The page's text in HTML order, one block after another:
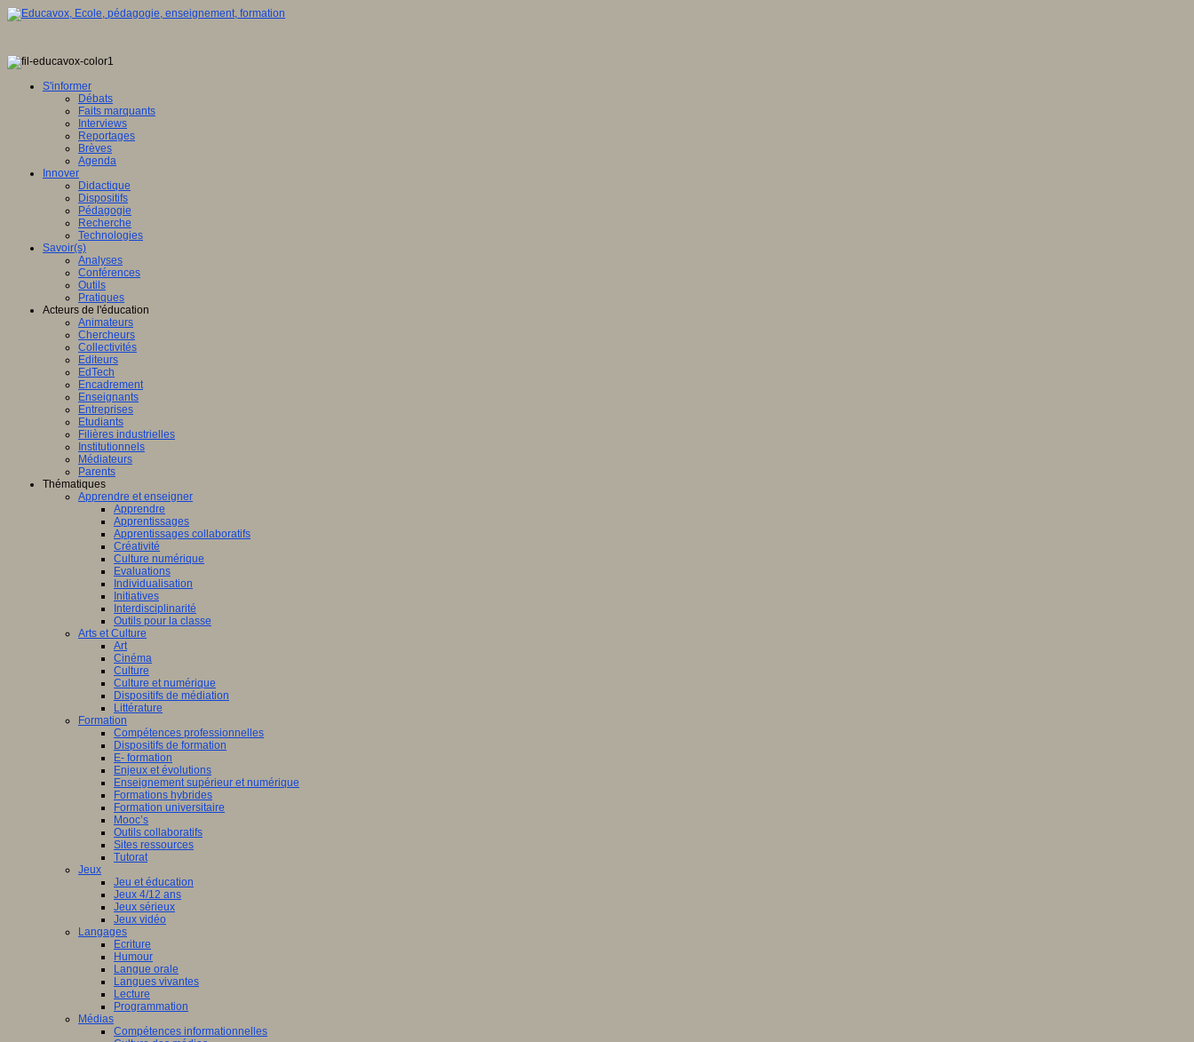
S'informer
Débats
Faits marquants
Interviews
Reportages
Brèves
Agenda
Innover
Didactique
Dispositifs
Pédagogie
Recherche
Technologies
Savoir(s)
Analyses
Conférences
Outils
Pratiques
Acteurs de l'éducation
Animateurs
Chercheurs
Collectivités
Editeurs
EdTech
Encadrement
Enseignants
Entreprises
Etudiants
Filières industrielles
Institutionnels
Médiateurs
Parents
Thématiques
Apprendre et enseigner
Apprendre
Apprentissages
Apprentissages collaboratifs
Créativité
Culture numérique
Evaluations
Individualisation
Initiatives
Interdisciplinarité
Outils pour la classe
Arts et Culture
Art
Cinéma
Culture
Culture et numérique
Dispositifs de médiation
Littérature
Formation
Compétences professionnelles
Dispositifs de formation
E- formation
Enjeux et évolutions
Enseignement supérieur et numérique
Formations hybrides
Formation universitaire
Mooc’s
Outils collaboratifs
Sites ressources
Tutorat
Jeux
Jeu et éducation
Jeux 4/12 ans
Jeux sérieux
Jeux vidéo
Langages
Ecriture
Humour
Langue orale
Langues vivantes
Lecture
Programmation
Médias
Compétences informationnelles